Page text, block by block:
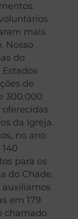
mais
Nosso
do
de
300.000
da Igreja.
no ano
para os
do Chade.
auxiliamos
em 179
chamado